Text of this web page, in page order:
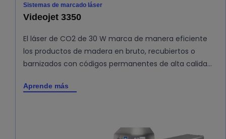
Sistemas de marcado láser
Videojet 3350
El láser de CO2 de 30 W marca de manera eficiente
los productos de madera en bruto, recubiertos o
barnizados con códigos permanentes de alta calida…
Aprende más